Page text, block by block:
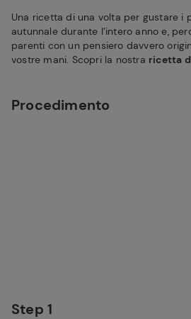
Una ricetta di una volta per gustare i
autunnale durante l’intero anno e,
parenti con un pensiero davvero
vostre mani. Scopri la nostra ricetta
Procedimento
Step 1